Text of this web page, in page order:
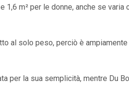
1,6 m² per le donne, anche se varia
al solo peso, perciò è ampiamente
per la sua semplicità, mentre Du